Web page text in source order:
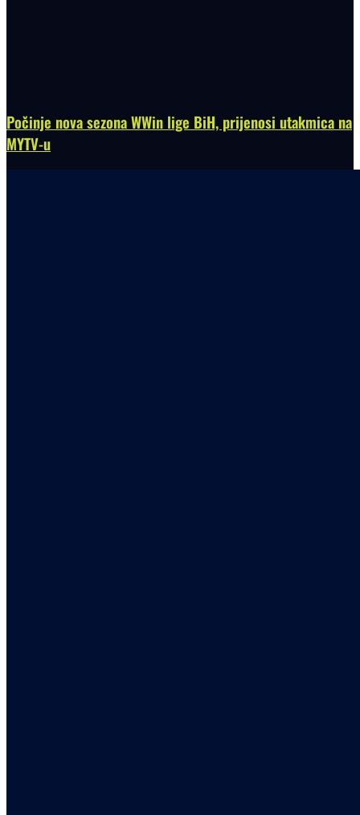
Počinje nova sezona WWin lige BiH, prijenosi utakmica na
MYTV-u